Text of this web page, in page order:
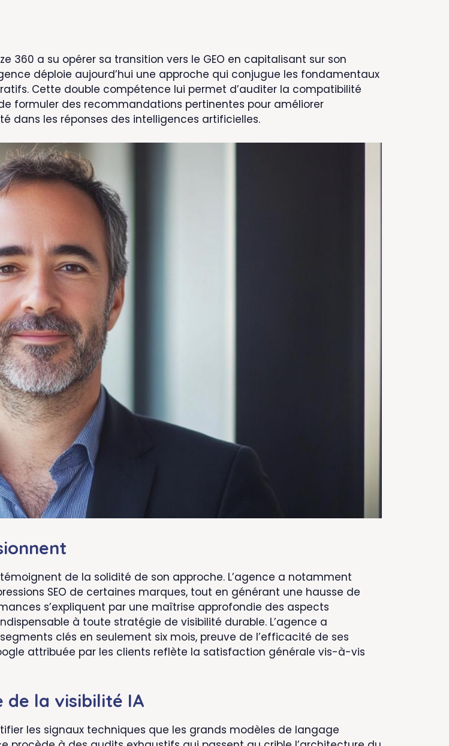
360 a su opérer sa transition vers le GEO en capitalisant sur son
déploie aujourd’hui une approche qui conjugue les fondamentaux
Cette double compétence lui permet d’auditer la compatibilité
formuler des recommandations pertinentes pour améliorer
dans les réponses des intelligences artificielles.
de la solidité de son approche. L’agence a notamment
SEO de certaines marques, tout en générant une hausse de
s’expliquent par une maîtrise approfondie des aspects
à toute stratégie de visibilité durable. L’agence a
clés en seulement six mois, preuve de l’efficacité de ses
attribuée par les clients reflète la satisfaction générale vis-à-vis
de la visibilité IA
les signaux techniques que les grands modèles de langage